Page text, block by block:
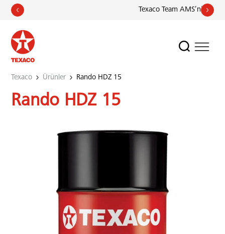
Texaco Team AMS’nin
Texaco Ürünler Rando HDZ 15
Rando HDZ 15